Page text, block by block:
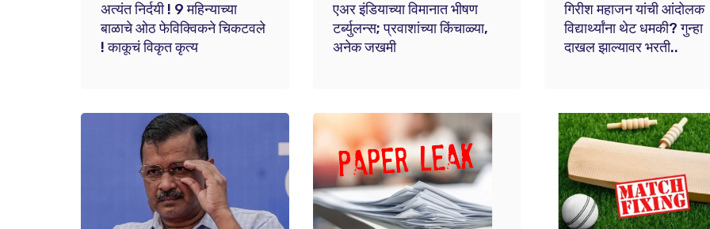
अत्यंत निर्दयी ! 9 महिन्याच्या
बाळाचे ओठ फेविक्विकने चिकटवले
! काकूचं विकृत कृत्य
एअर इंडियाच्या विमानात भीषण
टर्ब्युलन्स; प्रवाशांच्या किंचाळ्या,
अनेक जखमी
गिरीश महाजन यांची आंदोलक
विद्यार्थ्यांना थेट धमकी? गुन्हा
दाखल झाल्यावर भरती..